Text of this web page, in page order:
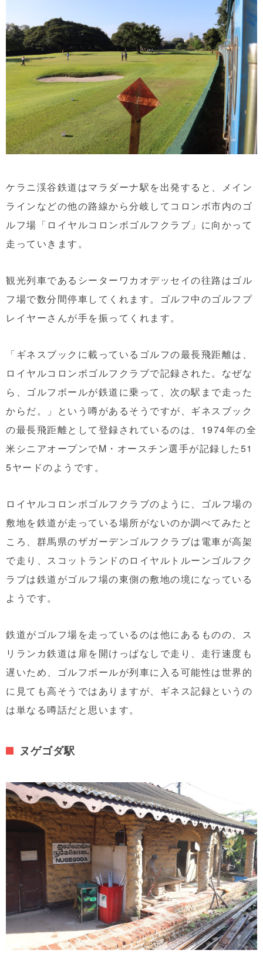
ケラニ渓谷鉄道はマラダーナ駅を出発すると、メイン
ラインなどの他の路線から分岐してコロンボ市内のゴ
ルフ場「ロイヤルコロンボゴルフクラブ」に向かって
走っていきます。
観光列車であるシーターワカオデッセイの往路はゴル
フ場で数分間停車してくれます。ゴルフ中のゴルフプ
レイヤーさんが手を振ってくれます。
「ギネスブックに載っているゴルフの最長飛距離は、
ロイヤルコロンボゴルフクラブで記録された。なぜな
ら、ゴルフボールが鉄道に乗って、次の駅まで走った
からだ。」という噂があるそうですが、ギネスブック
の最長飛距離として登録されているのは、1974年の全
米シニアオープンでM・オースチン選手が記録した51
5ヤードのようです。
ロイヤルコロンボゴルフクラブのように、ゴルフ場の
敷地を鉄道が走っている場所がないのか調べてみたと
ころ、群馬県のザガーデンゴルフクラブは電車が高架
で走り、スコットランドのロイヤルトルーンゴルフク
ラブは鉄道がゴルフ場の東側の敷地の境になっている
ようです。
鉄道がゴルフ場を走っているのは他にあるものの、ス
リランカ鉄道は扉を開けっぱなしで走り、走行速度も
遅いため、ゴルフボールが列車に入る可能性は世界的
に見ても高そうではありますが、ギネス記録というの
は単なる噂話だと思います。
ヌゲゴダ駅